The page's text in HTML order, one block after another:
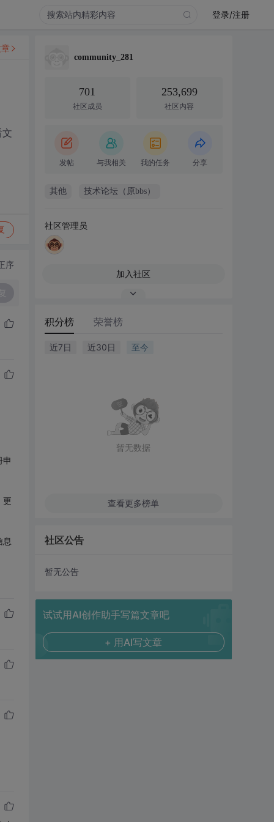
登录/注册
序
申
更
息
community_281
701
社区成员
253,699
社区内容
发帖 与我相关 我的任务 分享
其他 技术论坛（原bbs）
社区管理员
加入社区
积分榜 荣誉榜
近7日 近30日 至今
暂无数据
查看更多榜单
社区公告
暂无公告
试试用AI创作助手写篇文章吧
+ 用AI写文章